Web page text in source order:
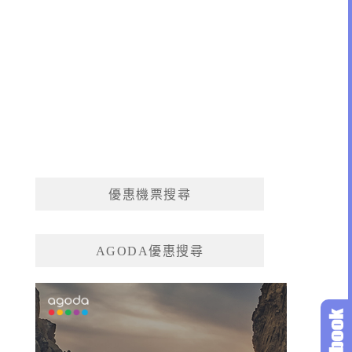
優惠機票搜尋
AGODA優惠搜尋